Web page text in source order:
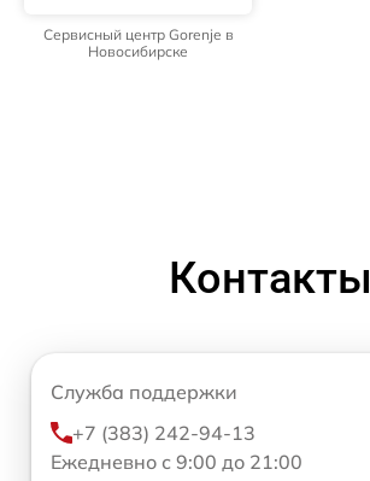
Сервисный центр Gorenje в
Новосибирске
Контакты
Служба поддержки
+7 (383) 242-94-13
Ежедневно с 9:00 до 21:00